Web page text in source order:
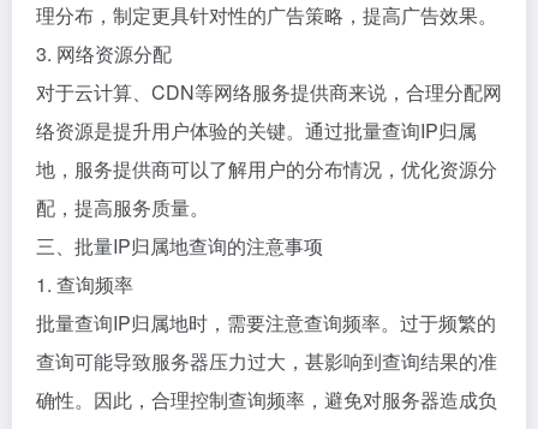
理分布，制定更具针对性的广告策略，提高广告效果。
3. 网络资源分配
对于云计算、CDN等网络服务提供商来说，合理分配网
络资源是提升用户体验的关键。通过批量查询IP归属
地，服务提供商可以了解用户的分布情况，优化资源分
配，提高服务质量。
三、批量IP归属地查询的注意事项
1. 查询频率
批量查询IP归属地时，需要注意查询频率。过于频繁的
查询可能导致服务器压力过大，甚影响到查询结果的准
确性。因此，合理控制查询频率，避免对服务器造成负